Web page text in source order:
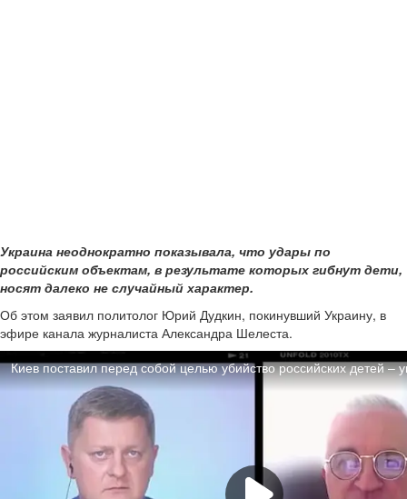
Украина неоднократно показывала, что удары по
российским объектам, в результате которых гибнут дети,
носят далеко не случайный характер.
Об этом заявил политолог Юрий Дудкин, покинувший Украину, в
эфире канала журналиста Александра Шелеста.